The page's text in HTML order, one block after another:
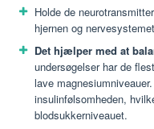
Holde de
hjernen og
Det hjælper med at
undersøgelser har de
lave
insulinfølsomheden,
blodsukkerniveauet.